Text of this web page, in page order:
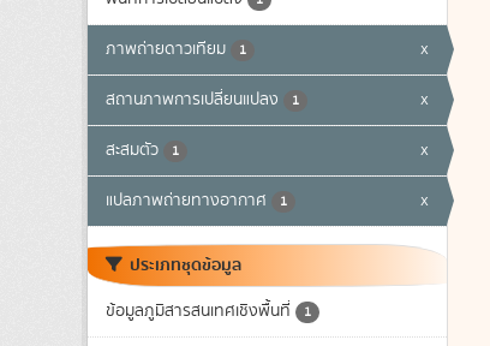
ภาพถ่ายดาวเทียม 1 x
สถานภาพการเปลี่ยนแปลง 1 x
สะสมตัว 1 x
แปลภาพถ่ายทางอากาศ 1 x
ประเภทชุดข้อมูล
ข้อมูลภูมิสารสนเทศเชิงพื้นที่ 1